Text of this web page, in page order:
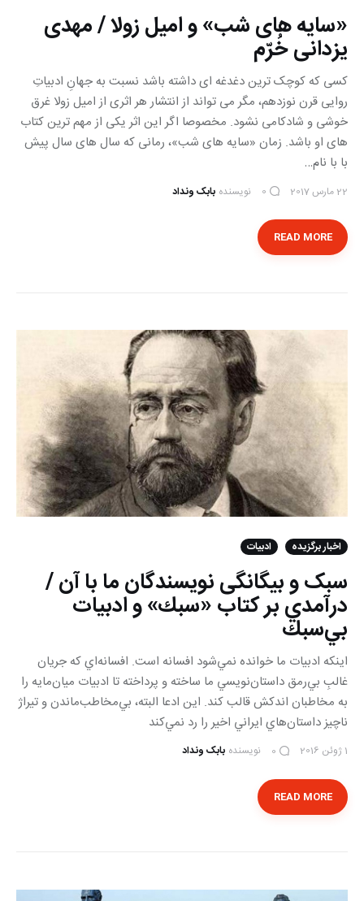
«سایه های شب» و امیل زولا / مهدی
یزدانی خُرّم
کسی که کوچک ترین دغدغه ای داشته باشد نسبت به جهانِ ادبیاتِ
روایی قرن نوزدهم، مگر می تواند از انتشار هر اثری از امیل زولا غرق
خوشی و شادکامی نشود. مخصوصا اگر این اثر یکی از مهم ترین کتاب
های او باشد. زمان «سایه های شب»، رمانی که سال های سال پیش
با با نام…
22 مارس 2017 0 نویسنده بابک ونداد
READ MORE
اخبار برگزیده ادبیات
سبک و بیگانگی نویسندگان ما با آن /
درآمدي بر كتاب «سبك» و ادبيات
بي‌سبك
اينكه ادبيات ما خوانده نمي‌شود افسانه است. افسانه‌اي كه جريان
غالبِ بي‌رمق داستان‌نويسي ما ساخته ‌و پرداخته تا ادبيات ميان‌مايه را
به مخاطبان اندكش قالب كند. اين ادعا البته، بي‌مخاطب‌ماندن و تيراژ
ناچيز داستان‌هاي ايراني اخير را رد نمي‌كند
1 ژوئن 2016 0 نویسنده بابک ونداد
READ MORE